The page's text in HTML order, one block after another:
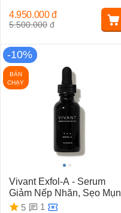
5.500.000 đ
4.950.000 đ
-10%
BÁN
CHẠY
Vivant Exfol-A - Serum
Giảm Nếp Nhăn, Sẹo Mụn
5
1